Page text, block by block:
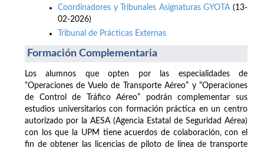
Coordinadores y Tribunales Asignaturas GYOTA (13-
02-2026)
Tribunal de Prácticas Externas
Formación Complementaria
Los alumnos que opten por las especialidades de
“Operaciones de Vuelo de Transporte Aéreo” y “Operaciones
de Control de Tráfico Aéreo” podrán complementar sus
estudios universitarios con formación práctica en un centro
autorizado por la AESA (Agencia Estatal de Seguridad Aérea)
con los que la UPM tiene acuerdos de colaboración, con el
fin de obtener las licencias de piloto de línea de transporte